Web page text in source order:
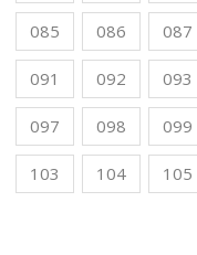
085 086 087
091 092 093
097 098 099
103 104 105